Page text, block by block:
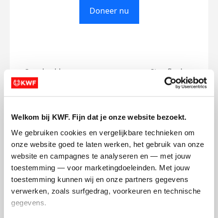
Welkom bij KWF. Fijn dat je onze website bezoekt.
We gebruiken cookies en vergelijkbare technieken om
onze website goed te laten werken, het gebruik van onze
website en campagnes te analyseren en — met jouw
toestemming — voor marketingdoeleinden. Met jouw
toestemming kunnen wij en onze partners gegevens
verwerken, zoals surfgedrag, voorkeuren en technische
gegevens.
Doneer nu
Opgehaald
€0
Streefbedrag
€500
Nina's badges